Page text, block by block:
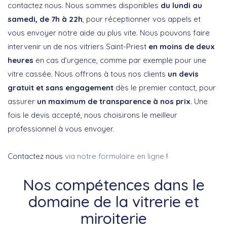
contactez nous. Nous sommes disponibles du lundi au
samedi, de 7h à 22h, pour réceptionner vos appels et
vous envoyer notre aide au plus vite. Nous pouvons faire
intervenir un de nos vitriers Saint-Priest en moins de deux
heures en cas d’urgence, comme par exemple pour une
vitre cassée. Nous offrons à tous nos clients un devis
gratuit et sans engagement dès le premier contact, pour
assurer un maximum de transparence à nos prix. Une
fois le devis accepté, nous choisirons le meilleur
professionnel à vous envoyer.
Contactez nous via notre formulaire en ligne !
Nos compétences dans le
domaine de la vitrerie et
miroiterie